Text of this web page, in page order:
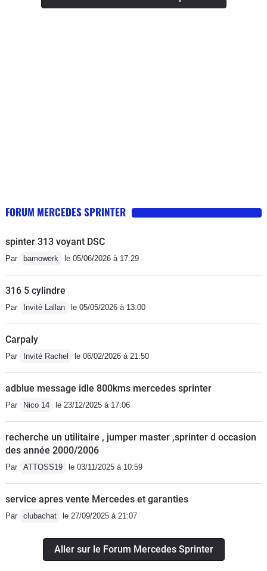
FORUM MERCEDES SPRINTER
spinter 313 voyant DSC
Par bamowerk le 05/06/2026 à 17:29
316 5 cylindre
Par Invité Lallan le 05/05/2026 à 13:00
Carpaly
Par Invité Rachel le 06/02/2026 à 21:50
adblue message idle 800kms mercedes sprinter
Par Nico 14 le 23/12/2025 à 17:06
recherche un utilitaire , jumper master ,sprinter d occasion
des année 2000/2006
Par ATTOSS19 le 03/11/2025 à 10:59
service apres vente Mercedes et garanties
Par clubachat le 27/09/2025 à 21:07
Aller sur le Forum Mercedes Sprinter